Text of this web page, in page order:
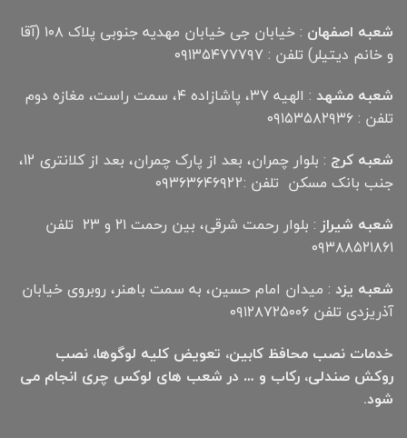
شعبه اصفهان
: خیابان جی خیابان مهدیه جنوبی پلاک ۱۰۸ (آقا
و خانم دیتیلر) تلفن : ۰۹۱۳۵۴۷۷۷۹۷
شعبه مشهد
: الهیه ۳۷، پاشازاده ۴، سمت راست، مغازه دوم
تلفن : ۰۹۱۵۳۵۸۲۹۳۶
شعبه کرج
: بلوار چمران، بعد از پارک چمران، بعد از کلانتری 12،
جنب بانک مسکن تلفن :۰۹۳۶۳۶۴۶۹22
شعبه شیراز
: بلوار رحمت شرقی، بین رحمت ۲۱ و ۲۳ تلفن
۰۹۳۸۸۵۲۱۸۶۱
شعبه یزد : میدان امام حسین، به سمت باهنر، روبروی خیابان
آذریزدی تلفن ۰۹۱۲۸۷۲۵۰۰۶
خدمات نصب محافظ کابین، تعویض کلیه لوگوها، نصب
روکش صندلی، رکاب و … در شعب های لوکس چری انجام می
شود.